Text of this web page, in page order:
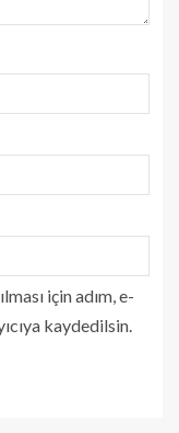
için adım, e-
kaydedilsin.